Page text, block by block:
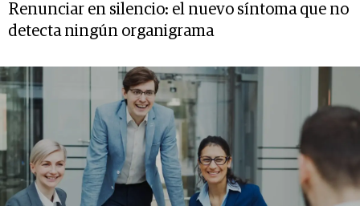
Renunciar en silencio: el nuevo síntoma que no
detecta ningún organigrama